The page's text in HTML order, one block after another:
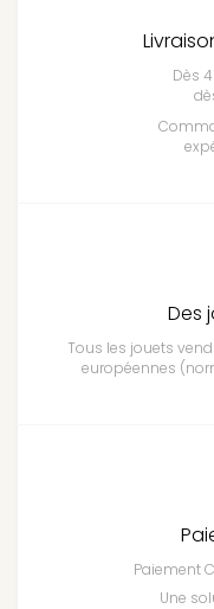
Dès
Des
Tous les jouets
européennes
Paiement
Une